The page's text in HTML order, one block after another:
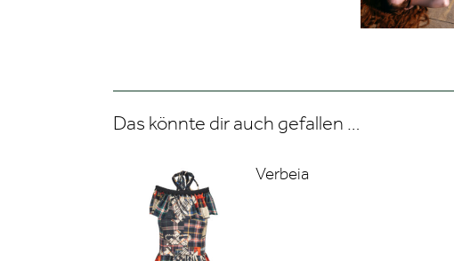
Das könnte dir auch gefallen …
Verbeia